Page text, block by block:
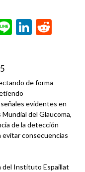
Line
de forma
evidentes en
del Glaucoma,
de la detección
evitar consecuencias
del Instituto Espaillat